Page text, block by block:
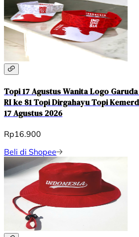
Topi 17 Agustus Wanita Logo
RI ke 81 Topi Dirgahayu Topi
17 Agustus 2026
Rp16.900
Beli di Shopee